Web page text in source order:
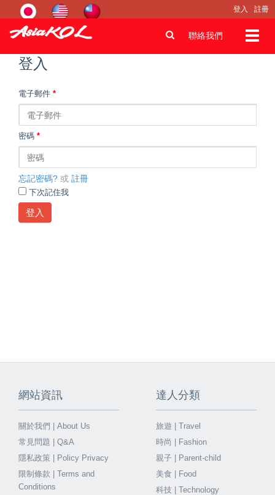
登入 註冊
聯絡我們
登入
電子郵件 *
密碼 *
忘記密碼? 或 註冊
下次記住我
登入
網站資訊
關於我們 | About Us
常見問題 | Q&A
隱私政策 | Policy Privacy
限制條款 | Terms and
Conditions
達人分類
旅遊 | Travel
時尚 | Fashion
親子 | Parent-child
美食 | Food
科技 | Technology